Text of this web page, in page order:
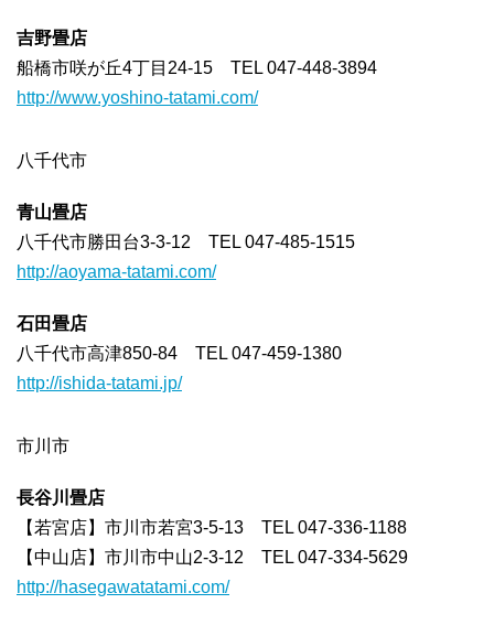
吉野畳店
船橋市咲が丘4丁目24-15 TEL 047-448-3894
http://www.yoshino-tatami.com/
八千代市
青山畳店
八千代市勝田台3-3-12 TEL 047-485-1515
http://aoyama-tatami.com/
石田畳店
八千代市高津850-84 TEL 047-459-1380
http://ishida-tatami.jp/
市川市
長谷川畳店
【若宮店】市川市若宮3-5-13 TEL 047-336-1188
【中山店】市川市中山2-3-12 TEL 047-334-5629
http://hasegawatatami.com/